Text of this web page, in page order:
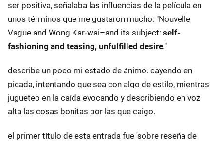
ser positiva, señalaba las influencias de la película en
unos términos que me gustaron mucho: "Nouvelle
Vague and Wong Kar-wai–and its subject: self-
fashioning and teasing, unfulfilled desire."
describe un poco mi estado de ánimo. cayendo en
picada, intentando que sea con algo de estilo, mientras
jugueteo en la caída evocando y describiendo en voz
alta las cosas bonitas por las que caigo.
el primer título de esta entrada fue 'sobre reseña de